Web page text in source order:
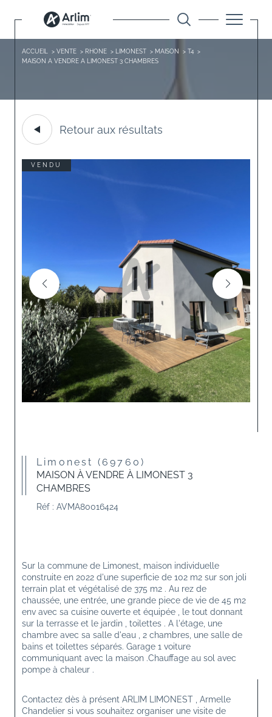
ACCUEIL VENTE RHONE LIMONEST MAISON
T4
MAISON A VENDRE A LIMONEST 3 CHAMBRES
Retour aux résultats
VENDU
Limonest (69760)
MAISON À VENDRE À LIMONEST 3
CHAMBRES
Réf : AVMA80016424
Sur la commune de Limonest, maison individuelle
construite en 2022 d'une superficie de 102 m2 sur son joli
terrain plat et végétalisé de 375 m2 . Au rez de
chaussée, une entrée, une grande piece de vie de 45 m2
env avec sa cuisine ouverte et équipée , le tout donnant
sur la terrasse et le jardin , toilettes . A l'étage, une
chambre avec sa salle d'eau , 2 chambres, une salle de
bains et toilettes séparés. Garage 1 voiture
communiquant avec la maison .Chauffage au sol avec
pompe à chaleur .
Contactez dès à présent ARLIM LIMONEST , Armelle
Chandelier si vous souhaitez organiser une visite de